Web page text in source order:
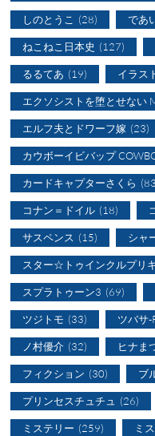
しのとうこ (28) であ
ねこねこ日本史 (127)
るるてあ (19) イラス
エクソシストを堕とせない
エルフ夫とドワーフ嫁 (23)
カウボーイビバップ
カードキャプターさくら
コナン＝ドイル (18)
サスペンス (15) シャ
スター☆トゥインクルプリ
スプラトゥーン3 (69)
ツジトモ (33) ツバサ-
ノ村優介 (32) ヒナま
フィクション (30) ブ
プリンセスチュチュ (26)
ミステリー (259) ミ